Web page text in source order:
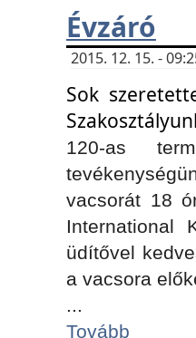
Évzáró
2015. 12. 15. -
Sok
120-as
vacsorát 18
International
üdítővel
a vacsora
...
Tovább